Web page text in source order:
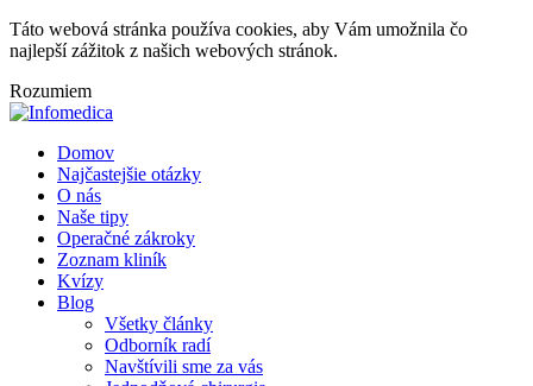
Táto webová stránka používa cookies, aby Vám umožnila čo
najlepší zážitok z našich webových stránok.
Rozumiem
Domov
Najčastejšie otázky
O nás
Naše tipy
Operačné zákroky
Zoznam kliník
Kvízy
Blog
Všetky články
Odborník radí
Navštívili sme za vás